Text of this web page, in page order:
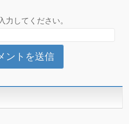
力してください。